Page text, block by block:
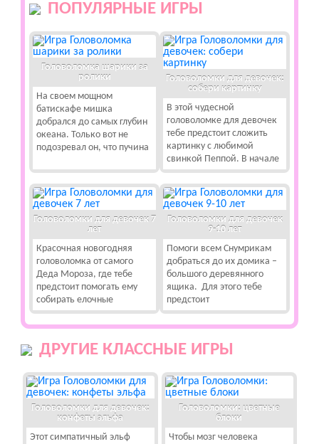
ПОПУЛЯРНЫЕ ИГРЫ
Головоломка шарики за
ролики
На своем мощном
батискафе мишка
добрался до самых глубин
океана. Только вот не
подозревал он, что пучина
Головоломки для девочек:
собери картинку
В этой чудесной
головоломке для девочек
тебе предстоит сложить
картинку с любимой
свинкой Пеппой. В начале
Головоломки для девочек 7
лет
Красочная новогодняя
головоломка от самого
Деда Мороза, где тебе
предстоит помогать ему
собирать елочные
Головоломки для девочек
9-10 лет
Помоги всем Снумрикам
добраться до их домика –
большого деревянного
ящика. Для этого тебе
предстоит
ДРУГИЕ КЛАССНЫЕ ИГРЫ
Головоломки для девочек:
конфеты эльфа
Этот симпатичный эльф
Головоломки: цветные
блоки
Чтобы мозг человека